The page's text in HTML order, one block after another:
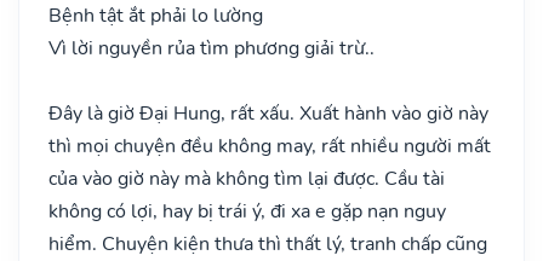
Bệnh tật ắt phải lo lường
Vì lời nguyền rủa tìm phương giải trừ..
Đây là giờ Đại Hung, rất xấu. Xuất hành vào giờ này
thì mọi chuyện đều không may, rất nhiều người mất
của vào giờ này mà không tìm lại được. Cầu tài
không có lợi, hay bị trái ý, đi xa e gặp nạn nguy
hiểm. Chuyện kiện thưa thì thất lý, tranh chấp cũng